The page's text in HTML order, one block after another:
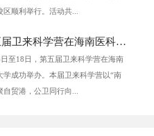
区顺利举行。活动共...
第五届卫来科学营在海南医科大学...
至18日，第五届卫来科学营在海南
学成功举办。本届卫来科学营以“南
自贸港，公卫同行向...